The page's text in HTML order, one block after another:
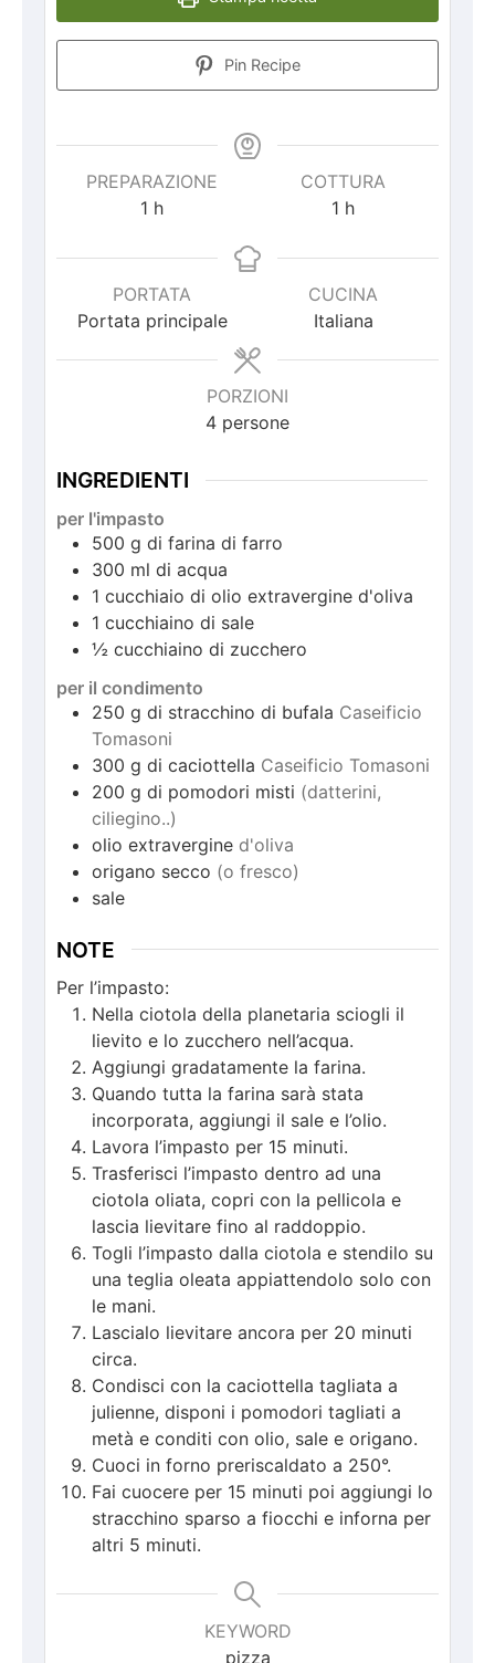
Pin Recipe
PREPARAZIONE
1 h
COTTURA
1 h
PORTATA
Portata principale
CUCINA
Italiana
PORZIONI
4 persone
INGREDIENTI
per l'impasto
500 g di farina di farro
300 ml di acqua
1 cucchiaio di olio extravergine d'oliva
1 cucchiaino di sale
½ cucchiaino di zucchero
per il condimento
250 g di stracchino di bufala Caseificio
Tomasoni
300 g di caciottella Caseificio Tomasoni
200 g di pomodori misti (datterini,
ciliegino..)
olio extravergine d'oliva
origano secco (o fresco)
sale
NOTE
Per l’impasto:
Nella ciotola della planetaria sciogli il
lievito e lo zucchero nell’acqua.
Aggiungi gradatamente la farina.
Quando tutta la farina sarà stata
incorporata, aggiungi il sale e l’olio.
Lavora l’impasto per 15 minuti.
Trasferisci l’impasto dentro ad una
ciotola oliata, copri con la pellicola e
lascia lievitare fino al raddoppio.
Togli l’impasto dalla ciotola e stendilo su
una teglia oleata appiattendolo solo con
le mani.
Lascialo lievitare ancora per 20 minuti
circa.
Condisci con la caciottella tagliata a
julienne, disponi i pomodori tagliati a
metà e conditi con olio, sale e origano.
Cuoci in forno preriscaldato a 250°.
Fai cuocere per 15 minuti poi aggiungi lo
stracchino sparso a fiocchi e inforna per
altri 5 minuti.
KEYWORD
pizza